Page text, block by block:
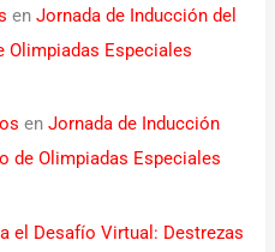
enJornada de Inducción del
Olimpiadas Especiales
enJornada de Inducción
de Olimpiadas Especiales
el Desafío Virtual: Destrezas